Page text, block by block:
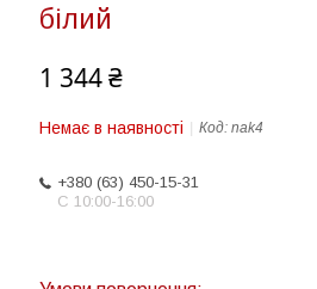
білий
1 344 ₴
Немає в наявності Код: nak4
+380 (63) 450-15-31
С 10:00-16:00